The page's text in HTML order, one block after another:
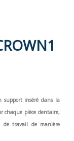
support inséré dans la
chaque pièce dentaire,
de travail de manière